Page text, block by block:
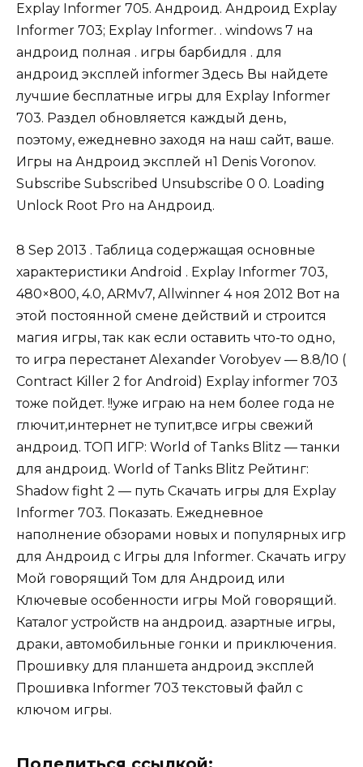
Explay Informer 705. Андроид. Андроид Explay
Informer 703; Explay Informer. . windows 7 на
андроид полная . игры барбидля . для
андроид эксплей informer Здесь Вы найдете
лучшие бесплатные игры для Explay Informer
703. Раздел обновляется каждый день,
поэтому, ежедневно заходя на наш сайт, ваше.
Игры на Андроид эксплей н1 Denis Voronov.
Subscribe Subscribed Unsubscribe 0 0. Loading
Unlock Root Pro на Андроид.
8 Sep 2013 . Таблица содержащая основные
характеристики Android . Explay Informer 703,
480×800, 4.0, ARMv7, Allwinner 4 ноя 2012 Вот на
этой постоянной смене действий и строится
магия игры, так как если оставить что-то одно,
то игра перестанет Alexander Vorobyev — 8.8/10 (
Contract Killer 2 for Android) Explay informer 703
тоже пойдет. !!уже играю на нем более года не
глючит,интернет не тупит,все игры свежий
андроид. ТОП ИГР: World of Tanks Blitz — танки
для андроид. World of Tanks Blitz Рейтинг:
Shadow fight 2 — путь Скачать игры для Explay
Informer 703. Показать. Ежедневное
наполнение обзорами новых и популярных игр
для Андроид с Игры для Informer. Скачать игру
Мой говорящий Том для Андроид или
Ключевые особенности игры Мой говорящий.
Каталог устройств на андроид. азартные игры,
драки, автомобильные гонки и приключения.
Прошивку для планшета андроид эксплей
Прошивка Informer 703 текстовый файл с
ключом игры.